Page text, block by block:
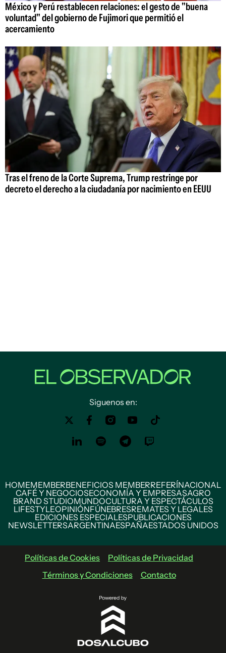
México y Perú restablecen relaciones: el gesto de "buena
voluntad" del gobierno de Fujimori que permitió el
acercamiento
Tras el freno de la Corte Suprema, Trump restringe por
decreto el derecho a la ciudadanía por nacimiento en EEUU
Siguenos en:
HOMEMEMBERBENEFICIOS MEMBERREFERÍNACIONAL
CAFÉ Y NEGOCIOSECONOMÍA Y EMPRESASAGRO
BRAND STUDIOMUNDOCULTURA Y ESPECTÁCULOS
LIFESTYLEOPINIÓNFÚNEBRESREMATES Y LEGALES
EDICIONES ESPECIALESPUBLICACIONES
NEWSLETTERSARGENTINAESPAÑAESTADOS UNIDOS
Políticas de Cookies
Políticas de Privacidad
Términos y Condiciones
Contacto